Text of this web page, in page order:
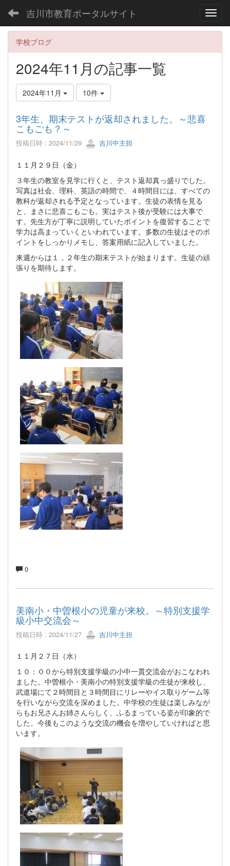
吉川市教育ポータルサイト
学校ブログ
2024年11月の記事一覧
2024年11月 10件
3年生、期末テストが返却されました。～悲喜
こもごも？～
投稿日時 : 2024/11/29 吉川中主担
１１月２９日（金）
３年生の教室を見学に行くと、テスト返却真っ盛りでした。
写真は社会、理科、英語の時間で、４時間目には、すべての
教科が返却される予定となっています。生徒の表情を見る
と、まさに悲喜こもごも。実はテスト後が受験には大事で
す。先生方が丁寧に説明していたポイントを復習することで
学力は高まっていくといわれています。多数の生徒はそのポ
イントをしっかりメモし、答案用紙に記入していました。
来週からは１，２年生の期末テストが始まります。生徒の頑
張りを期待します。
0
美南小・中曽根小の児童が来校。～特別支援学
級小中交流会～
投稿日時 : 2024/11/27 吉川中主担
１１月２７日（水）
１０：００から特別支援学級の小中一貫交流会がおこなわれ
ました。中曽根小・美南小の特別支援学級の生徒が来校し、
武道場にて２時間目と３時間目にリレーやイス取りゲーム等
を行いながら交流を深めました。中学校の生徒は楽しみなが
らもお兄さんお姉さんらしく、ふるまっている姿が印象的で
した。今後もこのような交流の機会を増やしていければと思
います。